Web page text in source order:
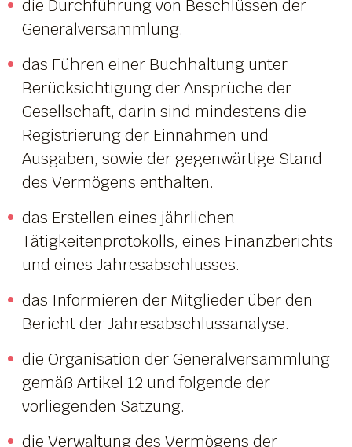
die Durchführung von Beschlüssen der
Generalversammlung.
das Führen einer Buchhaltung unter
Berücksichtigung der Ansprüche der
Gesellschaft, darin sind mindestens die
Registrierung der Einnahmen und
Ausgaben, sowie der gegenwärtige Stand
des Vermögens enthalten.
das Erstellen eines jährlichen
Tätigkeitenprotokolls, eines Finanzberichts
und eines Jahresabschlusses.
das Informieren der Mitglieder über den
Bericht der Jahresabschlussanalyse.
die Organisation der Generalversammlung
gemäß Artikel 12 und folgende der
vorliegenden Satzung.
die Verwaltung des Vermögens der